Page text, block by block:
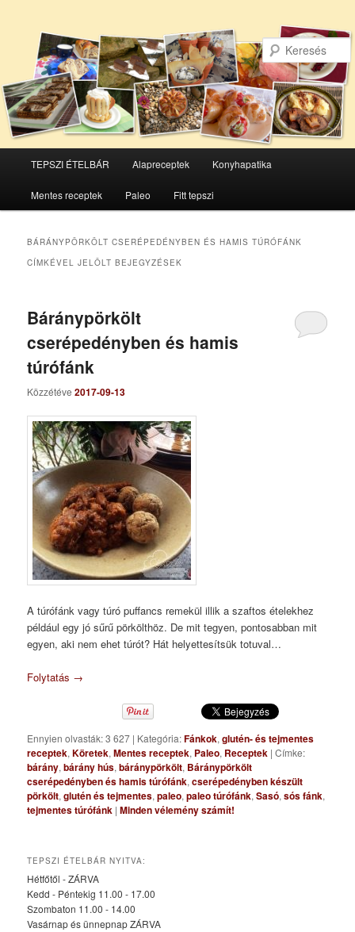
Tovább
az
elsődleges
tartalomra
Tovább
a
másodlagos
tartalomra
TEPSZI ÉTELBÁR Alapreceptek Konyhapatika
Mentes receptek Paleo Fitt tepszi
BÁRÁNYPÖRKÖLT CSERÉPEDÉNYBEN ÉS HAMIS TÚRÓFÁNK
CÍMKÉVEL JELÖLT BEJEGYZÉSEK
Báránypörkölt
cserépedényben és hamis
túrófánk
Közzétéve2017-09-13
A túrófánk vagy túró puffancs remekül illik a szaftos ételekhez
például egy jó sűrű pörkölthöz. De mit tegyen, pontosabban mit
egyen, aki nem ehet túrót? Hát helyettesítsük totuval…
Folytatás →
Ennyien olvasták: 3 627 | Kategória:Fánkok,glutén- és tejmentes
receptek,Köretek,Mentes receptek, Paleo, Receptek |Címke:
bárány,bárány hús,báránypörkölt, Báránypörkölt
cserépedényben és hamis túrófánk,cserépedényben készült
pörkölt,glutén és tejmentes,paleo,paleo túrófánk,Sasó,sós fánk,
tejmentes túrófánk |Minden vélemény számít!
TEPSZI ÉTELBÁR NYITVA:
Hétfőtől - ZÁRVA
Kedd - Péntekig 11.00 - 17.00
Szombaton 11.00 - 14.00
Vasárnap és ünnepnap ZÁRVA